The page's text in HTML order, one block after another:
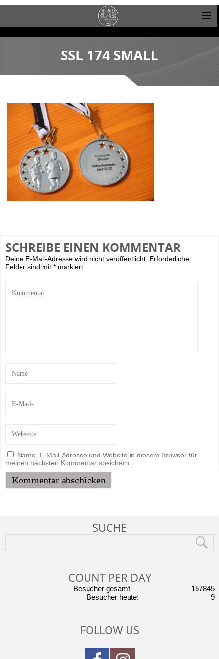
SSL 174 SMALL
SCHREIBE EINEN KOMMENTAR
Deine E-Mail-Adresse wird nicht veröffentlicht. Erforderliche
Felder sind mit* markiert
Name, E-Mail-Adresse und Website in diesem Browser für
meinen nächsten Kommentar speichern.
SUCHE
COUNT PER DAY
157845
Besucher gesamt:
9
Besucher heute:
FOLLOW US